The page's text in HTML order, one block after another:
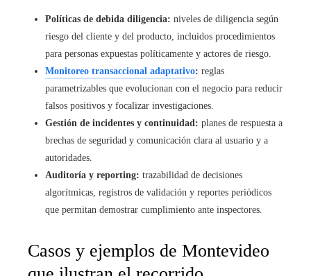
Políticas de debida diligencia: niveles de diligencia según
riesgo del cliente y del producto, incluidos procedimientos
para personas expuestas políticamente y actores de riesgo.
Monitoreo transaccional adaptativo: reglas
parametrizables que evolucionan con el negocio para reducir
falsos positivos y focalizar investigaciones.
Gestión de incidentes y continuidad: planes de respuesta a
brechas de seguridad y comunicación clara al usuario y a
autoridades.
Auditoría y reporting: trazabilidad de decisiones
algorítmicas, registros de validación y reportes periódicos
que permitan demostrar cumplimiento ante inspectores.
Casos y ejemplos de Montevideo